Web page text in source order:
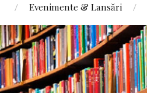
Evenimente & Lansări